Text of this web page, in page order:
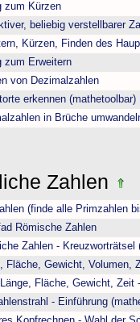
zum Kürzen
beliebig verstellbarer
Kürzen, Finden des
zum Erweitern
von Dezimalzahlen
erkennen (mathetoolbar)
in Brüche
Zahlen
(finde alle Primzahlen
Römische Zahlen
Zahlen - Kreuzworträtsel
Fläche, Gewicht, Volumen,
Fläche, Gewicht, Zeit
- Einführung